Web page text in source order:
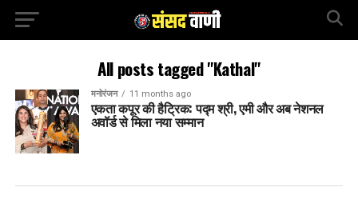
All posts tagged "Kathal"
मनोरंजन 11 months ago
एकता कपूर की हैट्रिक: पद्म श्री, एमी और अब नेशनल
अवॉर्ड से मिला नया सम्मान